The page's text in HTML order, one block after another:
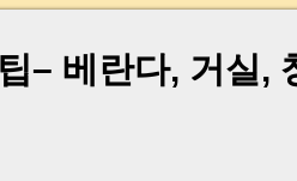
떡하죠?” 이 모든 불안,
으로 아주 쉽게 풀어드리
이 아니라 “내 집을 완성
you ever thought like
– 베란다, 거실,